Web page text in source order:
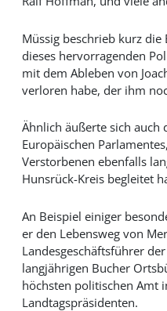
Müssig beschrieb kurz
dieses hervorragenden
mit dem Ableben von
verloren habe, der ihm
Ähnlich äußerte sich auch
Europäischen
Verstorbenen ebenfalls
Hunsrück-Kreis begleitet
An Beispiel einiger
er den Lebensweg von
Landesgeschäftsführer
langjährigen Bucher
höchsten politischen Amt
Landtagspräsidenten.